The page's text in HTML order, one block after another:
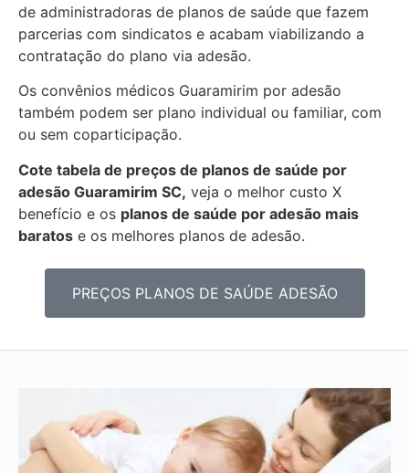
de administradoras de planos de saúde que fazem
parcerias com sindicatos e acabam viabilizando a
contratação do plano via adesão.
Os convênios médicos Guaramirim por adesão
também podem ser plano individual ou familiar, com
ou sem coparticipação.
Cote tabela de preços de planos de saúde por
adesão Guaramirim SC, veja o melhor custo X
benefício e os planos de saúde por adesão mais
baratos e os melhores planos de adesão.
PREÇOS PLANOS DE SAÚDE ADESÃO